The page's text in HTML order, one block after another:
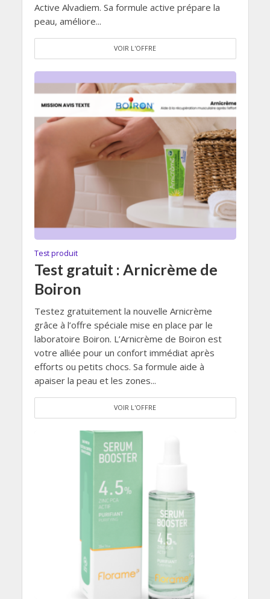
Active Alvadiem. Sa formule active prépare la
peau, améliore...
VOIR L'OFFRE
Test produit
Test gratuit : Arnicrème de
Boiron
Testez gratuitement la nouvelle Arnicrème
grâce à l’offre spéciale mise en place par le
laboratoire Boiron. L’Arnicrème de Boiron est
votre alliée pour un confort immédiat après
efforts ou petits chocs. Sa formule aide à
apaiser la peau et les zones...
VOIR L'OFFRE